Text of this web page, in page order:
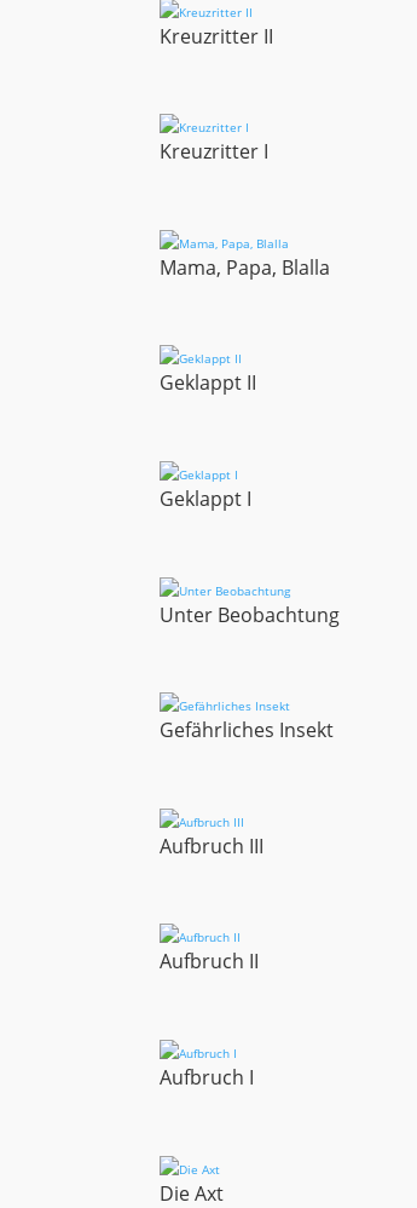
Kreuzritter II
Kreuzritter I
Mama, Papa, Blalla
Geklappt II
Geklappt I
Unter Beobachtung
Gefährliches Insekt
Aufbruch III
Aufbruch II
Aufbruch I
Die Axt